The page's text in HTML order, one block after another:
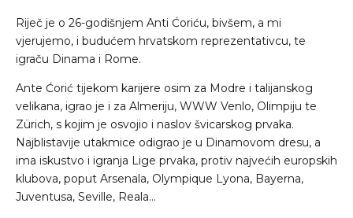
Riječ je o 26-godišnjem Anti Ćoriću, bivšem, a mi
vjerujemo, i budućem hrvatskom reprezentativcu, te
igraču Dinama i Rome.
Ante Ćorić tijekom karijere osim za Modre i talijanskog
velikana, igrao je i za Almeriju, WWW Venlo, Olimpiju te
Zürich, s kojim je osvojio i naslov švicarskog prvaka.
Najblistavije utakmice odigrao je u Dinamovom dresu, a
ima iskustvo i igranja Lige prvaka, protiv najvećih europskih
klubova, poput Arsenala, Olympique Lyona, Bayerna,
Juventusa, Seville, Reala…